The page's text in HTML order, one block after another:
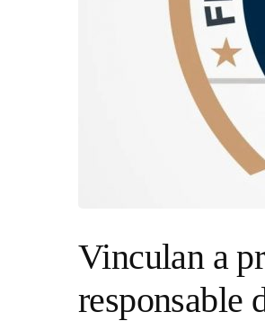
Vinculan a
responsable